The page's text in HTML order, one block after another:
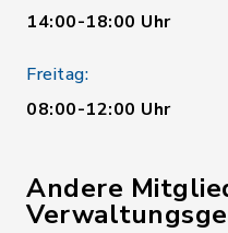
14:00-18:00 Uhr
Freitag:
08:00-12:00 Uhr
Andere